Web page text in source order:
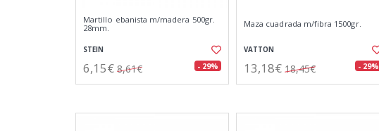
Martillo ebanista m/madera 500gr.
28mm.
STEIN
6,15€ 8,61€ - 29%
Maza cuadrada m/fibra 1500gr.
VATTON
13,18€ 18,45€ - 29%